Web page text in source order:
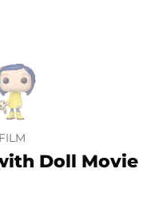
Doll Movie